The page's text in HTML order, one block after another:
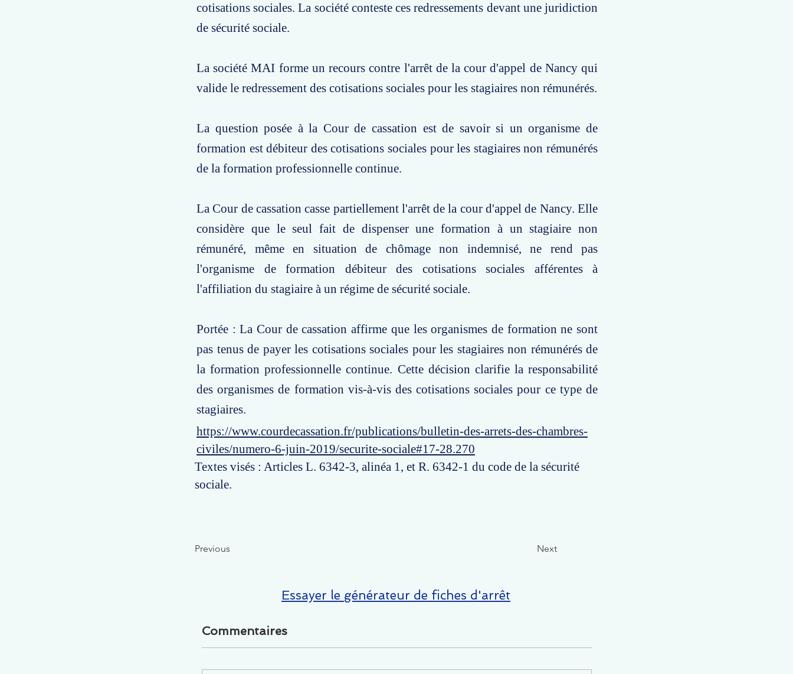
cotisations sociales. La société conteste ces redressements devant une juridiction
de sécurité sociale.
La société MAI forme un recours contre l'arrêt de la cour d'appel de Nancy qui
valide le redressement des cotisations sociales pour les stagiaires non rémunérés.
La question posée à la Cour de cassation est de savoir si un organisme de
formation est débiteur des cotisations sociales pour les stagiaires non rémunérés
de la formation professionnelle continue.
La Cour de cassation casse partiellement l'arrêt de la cour d'appel de Nancy. Elle
considère que le seul fait de dispenser une formation à un stagiaire non
rémunéré, même en situation de chômage non indemnisé, ne rend pas
l'organisme de formation débiteur des cotisations sociales afférentes à
l'affiliation du stagiaire à un régime de sécurité sociale.
Portée : La Cour de cassation affirme que les organismes de formation ne sont
pas tenus de payer les cotisations sociales pour les stagiaires non rémunérés de
la formation professionnelle continue. Cette décision clarifie la responsabilité
des organismes de formation vis-à-vis des cotisations sociales pour ce type de
stagiaires.
https://www.courdecassation.fr/publications/bulletin-des-arrets-des-chambres-
civiles/numero-6-juin-2019/securite-sociale#17-28.270
Textes visés : Articles L. 6342-3, alinéa 1, et R. 6342-1 du code de la sécurité
sociale.
Previous Next
Essayer le générateur de fiches d'arrêt
Commentaires